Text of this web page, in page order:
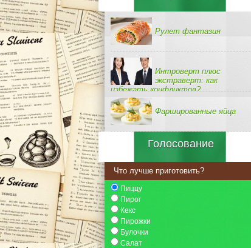
Рулет фантазия
Интроверт плюс
экстраверт: как
избежать конфликтов?
Фаршированные яйца
Голосование
Что лучше приготовить?
Пиццу
Пирог
Кекс
Пирожки
Булочки
Салат